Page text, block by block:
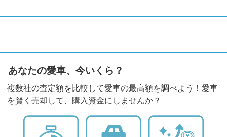
あなたの愛車、今いくら？
複数社の査定額を比較して愛車の最高額を調べよう！愛車
を賢く売却して、購入資金にしませんか？